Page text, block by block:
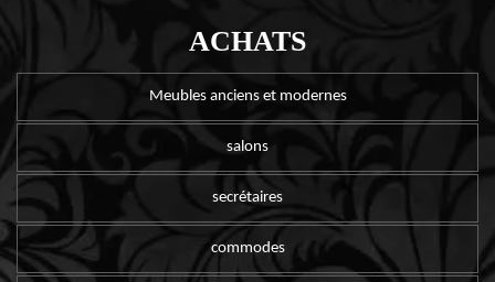
ACHATS
Meubles anciens et modernes
salons
secrétaires
commodes